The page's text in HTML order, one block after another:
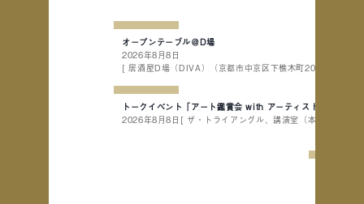
オープンテーブル＠D場
2026年8月8日
[ 居酒屋D場（DIVA）（京都市中京区下樵木町202-4 立誠ビ
トークイベント「アート鑑賞会 with アーティスト＆副館長」
2026年8月8日 [ ザ・トライアングル、講演室（本館地下1階